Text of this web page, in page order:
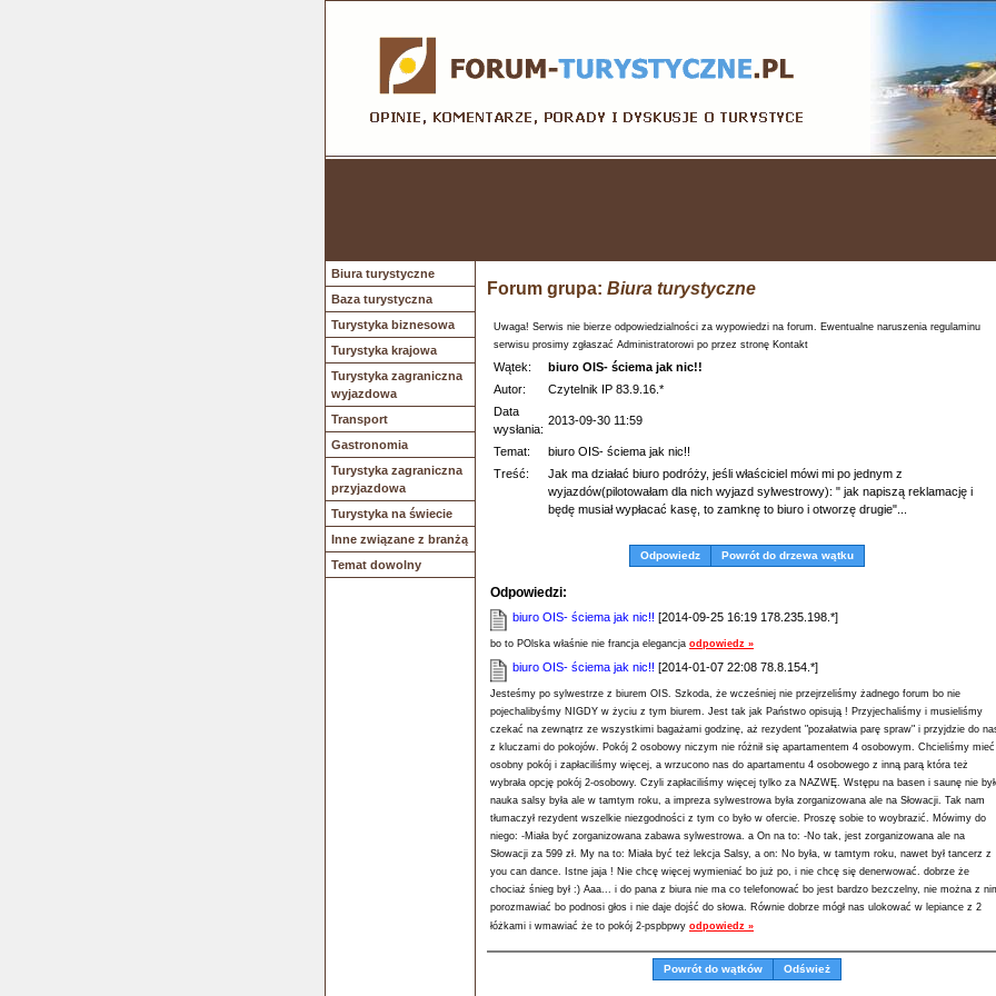
Biura turystyczne
Baza turystyczna
Turystyka biznesowa
Turystyka krajowa
Turystyka zagraniczna
wyjazdowa
Transport
Gastronomia
Turystyka zagraniczna
przyjazdowa
Turystyka na świecie
Inne związane z branżą
Temat dowolny
Forum grupa: Biura turystyczne
Uwaga! Serwis nie bierze odpowiedzialności za wypowiedzi na forum. Ewentualne naruszenia regulaminu
serwisu prosimy zgłaszać Administratorowi po przez stronę Kontakt
Wątek:
biuro OIS- ściema jak nic!!
Autor:
Czytelnik IP 83.9.16.*
Data
wysłania:
2013-09-30 11:59
Temat:
biuro OIS- ściema jak nic!!
Treść:
Jak ma działać biuro podróży, jeśli właściciel mówi mi po jednym z
wyjazdów(pilotowałam dla nich wyjazd sylwestrowy): " jak napiszą reklamację i
będę musiał wypłacać kasę, to zamknę to biuro i otworzę drugie"...
Odpowiedz Powrót do drzewa wątku
Odpowiedzi:
biuro OIS- ściema jak nic!! [2014-09-25 16:19 178.235.198.*]
bo to POlska właśnie nie francja elegancja odpowiedz »
biuro OIS- ściema jak nic!! [2014-01-07 22:08 78.8.154.*]
Jesteśmy po sylwestrze z biurem OIS. Szkoda, że wcześniej nie przejrzeliśmy żadnego forum bo nie
pojechalibyśmy NIGDY w życiu z tym biurem. Jest tak jak Państwo opisują ! Przyjechaliśmy i musieliśmy
czekać na zewnątrz ze wszystkimi bagażami godzinę, aż rezydent "pozałatwia parę spraw" i przyjdzie do
z kluczami do pokojów. Pokój 2 osobowy niczym nie różnił się apartamentem 4 osobowym. Chcieliśmy mieć
osobny pokój i zapłaciliśmy więcej, a wrzucono nas do apartamentu 4 osobowego z inną parą która też
wybrała opcję pokój 2-osobowy. Czyli zapłaciliśmy więcej tylko za NAZWĘ. Wstępu na basen i saunę nie
nauka salsy była ale w tamtym roku, a impreza sylwestrowa była zorganizowana ale na Słowacji. Tak nam
tłumaczył rezydent wszelkie niezgodności z tym co było w ofercie. Proszę sobie to woybrazić. Mówimy do
niego: -Miała być zorganizowana zabawa sylwestrowa. a On na to: -No tak, jest zorganizowana ale na
Słowacji za 599 zł. My na to: Miała być też lekcja Salsy, a on: No była, w tamtym roku, nawet był tancerz z
you can dance. Istne jaja ! Nie chcę więcej wymieniać bo już po, i nie chcę się denerwować. dobrze że
chociaż śnieg był :) Aaa... i do pana z biura nie ma co telefonować bo jest bardzo bezczelny, nie można z
porozmawiać bo podnosi głos i nie daje dojść do słowa. Równie dobrze mógł nas ulokować w lepiance z 2
łóżkami i wmawiać że to pokój 2-pspbpwy odpowiedz »
Powrót do wątków Odśwież